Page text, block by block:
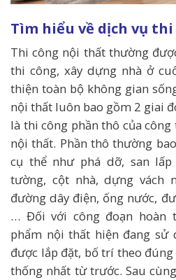
Tìm hiểu về dịch vụ
Thi công nội thất thường
thi công, xây dựng nhà ở
thiện toàn bộ không gian
nội thất luôn bao gồm 2 giai
là thi công phần thô của
nội thất. Phần thô thường
cụ thể như phá dỡ, san
tường, cột nhà, dựng vách
đường dây điện, ống nước,
… Đối với công đoạn hoàn
phẩm nội thất hiện đang sử
được lắp đặt, bố trí theo
thống nhất từ trước. Sau